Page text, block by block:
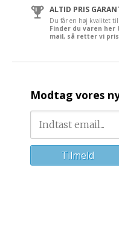
ALTID PRIS
Du får en høj kvalitet til
Finder du varen her
mail, så retter vi
Modtag vores